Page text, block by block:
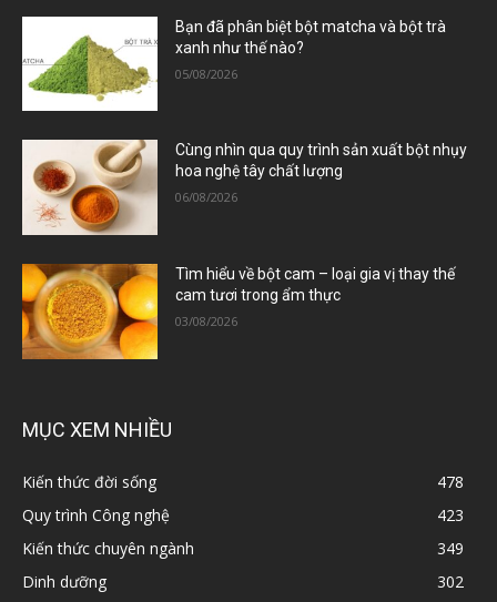
Bạn đã phân biệt bột matcha và bột trà
xanh như thế nào?
05/08/2026
Cùng nhìn qua quy trình sản xuất bột nhụy
hoa nghệ tây chất lượng
06/08/2026
Tìm hiểu về bột cam – loại gia vị thay thế
cam tươi trong ẩm thực
03/08/2026
MỤC XEM NHIỀU
Kiến thức đời sống
478
Quy trình Công nghệ
423
Kiến thức chuyên ngành
349
Dinh dưỡng
302